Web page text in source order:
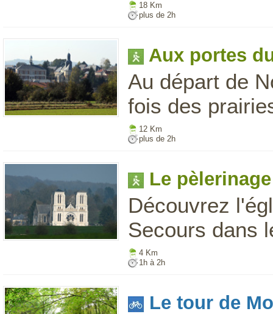
18 Km
plus de 2h
Aux portes
Au départ de
fois des
12 Km
plus de 2h
Le
Découvrez
Secours dans
4 Km
1h à 2h
Le tour de